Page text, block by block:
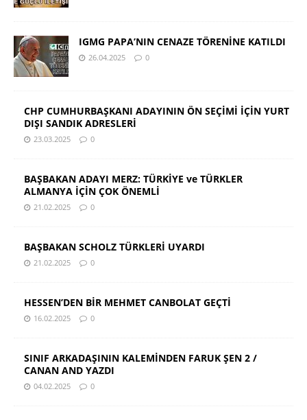
IGMG PAPA’NIN CENAZE TÖRENİNE KATILDI
26.04.2025 0
CHP CUMHURBAŞKANI ADAYININ ÖN SEÇİMİ İÇİN YURT
DIŞI SANDIK ADRESLERİ
23.03.2025 0
BAŞBAKAN ADAYI MERZ: TÜRKİYE ve TÜRKLER
ALMANYA İÇİN ÇOK ÖNEMLİ
21.02.2025 0
BAŞBAKAN SCHOLZ TÜRKLERİ UYARDI
21.02.2025 0
HESSEN’DEN BİR MEHMET CANBOLAT GEÇTİ
16.02.2025 0
SINIF ARKADAŞININ KALEMİNDEN FARUK ŞEN 2 /
CANAN AND YAZDI
04.02.2025 0